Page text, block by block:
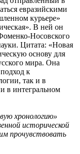
евразийскими
курьере»
В ней он
Носовского
Цитата: «Новая
основу для
мира. Она
к
так и в
в интегральном
хронологию»
исторической
прочувствовать